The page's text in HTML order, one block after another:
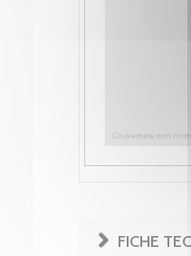
FICHE